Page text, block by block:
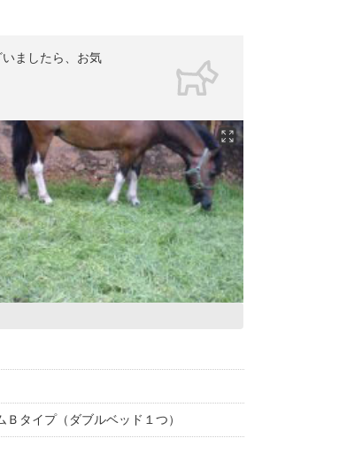
ましたら、お気
タイプ（ダブルベッド１つ）